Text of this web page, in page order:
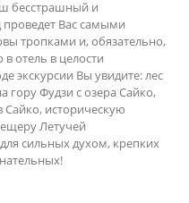
бесстрашный и
Вас самыми
тропками и, обязательно,
отель в целости
экскурсии Вы увидите: лес
гору Фудзи с озера Сайко,
Сайко, историческую
Летучей
сильных духом, крепких